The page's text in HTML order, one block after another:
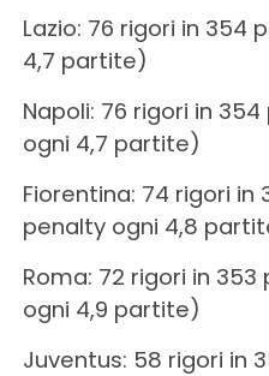
Lazio: 76 rigori in 354
4,7 partite)
Napoli: 76 rigori in
ogni 4,7 partite)
Fiorentina: 74 rigori
penalty ogni 4,8
Roma: 72 rigori in
ogni 4,9 partite)
Juventus: 58 rigori in